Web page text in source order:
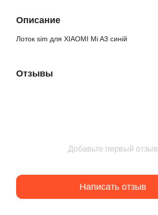
Описание
Лоток sim для XIAOMI Mi A3 синій
Отзывы
Добавьте первый отзыв
Написать отзыв